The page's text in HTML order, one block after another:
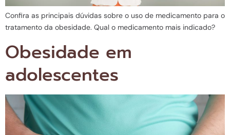
Confira as principais dúvidas sobre o uso de medicamento para o
tratamento da obesidade. Qual o medicamento mais indicado?
Obesidade em
adolescentes